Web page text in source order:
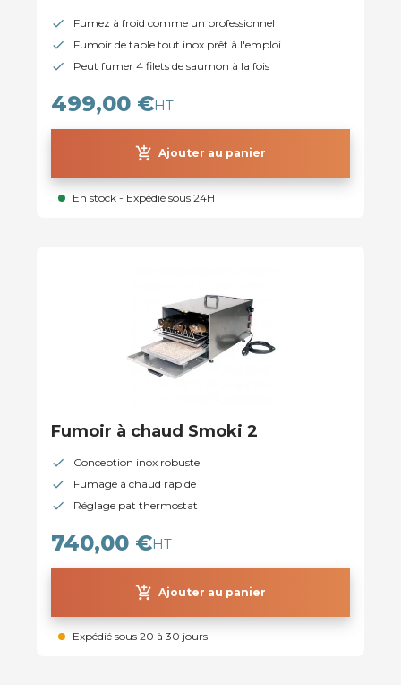
Fumez à froid comme un professionnel
Fumoir de table tout inox prêt à l'emploi
Peut fumer 4 filets de saumon à la fois
499,00 €HT
add_shopping_cart Ajouter au panier
En stock - Expédié sous 24H
Fumoir à chaud Smoki 2
Conception inox robuste
Fumage à chaud rapide
Réglage pat thermostat
740,00 €HT
add_shopping_cart Ajouter au panier
Expédié sous 20 à 30 jours